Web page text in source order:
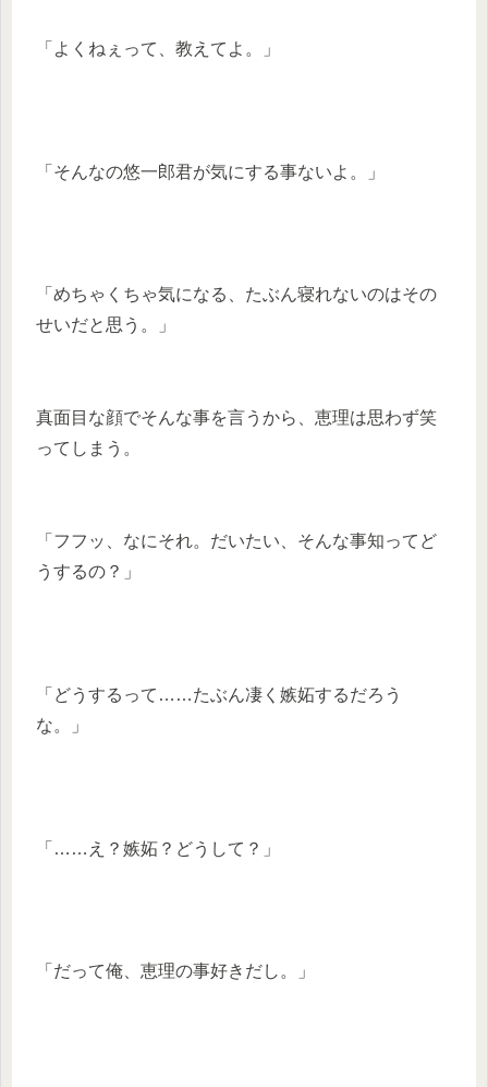
「よくねぇって、教えてよ。」
「そんなの悠一郎君が気にする事ないよ。」
「めちゃくちゃ気になる、たぶん寝れないのはその
せいだと思う。」
真面目な顔でそんな事を言うから、恵理は思わず笑
ってしまう。
「フフッ、なにそれ。だいたい、そんな事知ってど
うするの？」
「どうするって……たぶん凄く嫉妬するだろう
な。」
「……え？嫉妬？どうして？」
「だって俺、恵理の事好きだし。」